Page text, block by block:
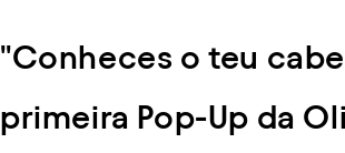
"Conheces o teu
primeira Pop-Up da